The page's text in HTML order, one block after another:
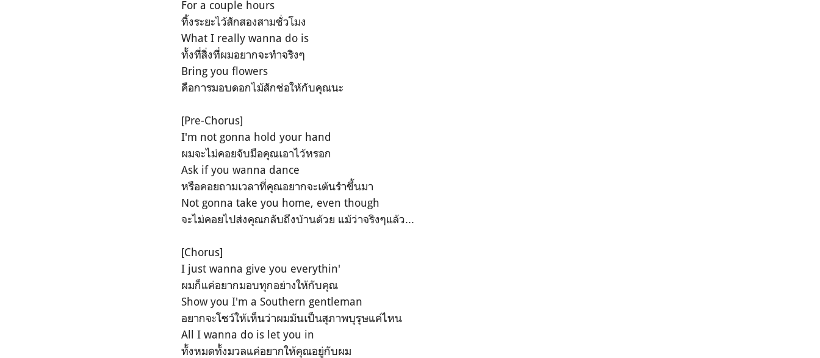
For a couple hours
ทิ้งระยะไว้สักสองสามชั่วโมง
What I really wanna do is
ทั้งที่สิ่งที่ผมอยากจะทำจริงๆ
Bring you flowers
คือการมอบดอกไม้สักช่อให้กับคุณนะ
[Pre-Chorus]
I'm not gonna hold your hand
ผมจะไม่คอยจับมือคุณเอาไว้หรอก
Ask if you wanna dance
หรือคอยถามเวลาที่คุณอยากจะเต้นรำขึ้นมา
Not gonna take you home, even though
จะไม่คอยไปส่งคุณกลับถึงบ้านด้วย แม้ว่าจริงๆแล้ว...
[Chorus]
I just wanna give you everythin'
ผมก็แค่อยากมอบทุกอย่างให้กับคุณ
Show you I'm a Southern gentleman
อยากจะโชว์ให้เห็นว่าผมมันเป็นสุภาพบุรุษแค่ไหน
All I wanna do is let you in
ทั้งหมดทั้งมวลแค่อยากให้คุณอยู่กับผม